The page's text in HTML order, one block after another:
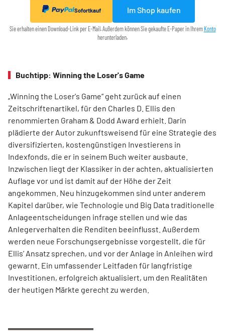
Sofortkauf Im Shop kaufen
Sie erhalten einen Download-Link per E-Mail. Außerdem können Sie gekaufte E-Paper in Ihrem Konto
herunterladen.
Buchtipp: Winning the Loser's Game
„Winning the Loser's Game“ geht zurück auf einen
Zeitschriftenartikel, für den Charles D. Ellis den
renommierten Graham & Dodd Award erhielt. Darin
plädierte der Autor zukunftsweisend für eine Strategie des
diversifizierten, kostengünstigen Investierens in
Indexfonds, die er in seinem Buch weiter ausbaute.
Inzwischen liegt der Klassiker in der achten, aktualisierten
Auflage vor und ist damit auf der Höhe der Zeit
angekommen. Neu hinzugekommen sind unter anderem
Kapitel darüber, wie Technologie und Big Data traditionelle
Anlageentscheidungen infrage stellen und wie das
Anlegerverhalten die Renditen beeinflusst. Außerdem
werden neue Forschungsergebnisse vorgestellt, die für
Ellis’ Ansatz sprechen, und vor der Anlage in Anleihen wird
gewarnt. Ein umfassender Leitfaden für langfristige
Investitionen, erfolgreich aktualisiert, um den Realitäten
der heutigen Märkte gerecht zu werden.